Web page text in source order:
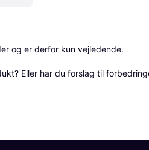
og er derfor kun vejledende.
Eller har du forslag til